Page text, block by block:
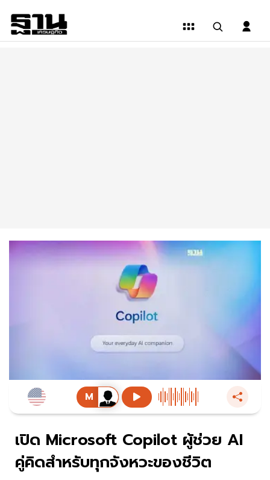
เปิด Microsoft Copilot ผู้ช่วย AI
คู่คิดสำหรับทุกจังหวะของชีวิต